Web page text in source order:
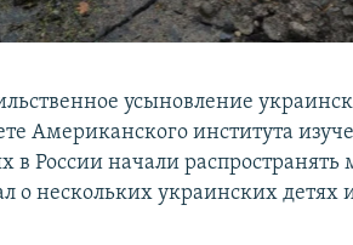
усыновление
Американского института
в России начали
о нескольких украинских детях